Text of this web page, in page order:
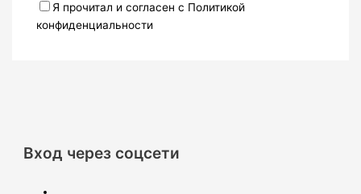
Я прочитал и согласен с Политикой
конфиденциальности
Вход через соцсети